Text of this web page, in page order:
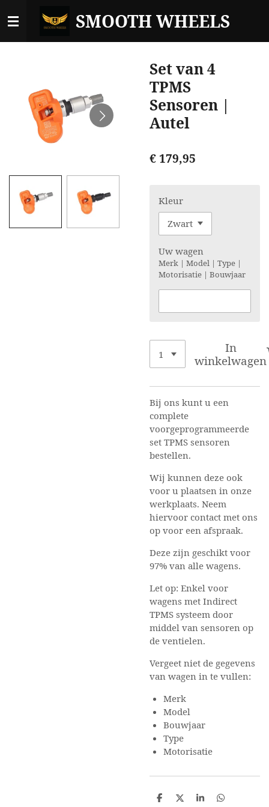
direct
SMOOTH WHEELS
Set van 4
TPMS
Sensoren |
Autel
€ 179,95
Kleur
Uw wagen
Merk | Model | Type |
Motorisatie | Bouwjaar
In
winkelwagen
Bij ons kunt u een
complete
voorgeprogrammeerde
set TPMS sensoren
bestellen.
Wij kunnen deze ook
voor u plaatsen in onze
werkplaats. Neem
hiervoor contact met ons
op voor een afspraak.
Deze zijn geschikt voor
97% van alle wagens.
Let op: Enkel voor
wagens met Indirect
TPMS systeem door
middel van sensoren op
de ventielen.
Vergeet niet de gegevens
van wagen in te vullen:
Merk
Model
Bouwjaar
Type
Motorisatie
D
D
S
D